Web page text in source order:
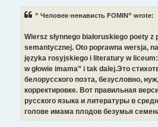
” Человек-ненависть FOMIN” wrote:
Wiersz słynnego białoruskiego poety
semantycznej. Oto poprawna wersja,
języka rosyjskiego i literatury w
w głowie imama” i tak dalej.Это
белорусского поэта, безусловно,
корректировке. Вот правильная
русского языка и литературы в
голове имама плодов безумья